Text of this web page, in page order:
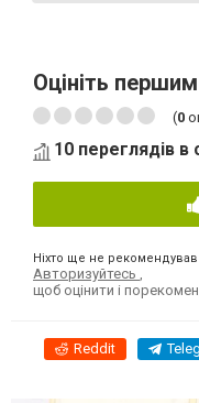
Оцініть першим
(0
10 переглядів в
Ніхто ще не рекомендував
Авторизуйтесь
щоб оцінити і
Reddit